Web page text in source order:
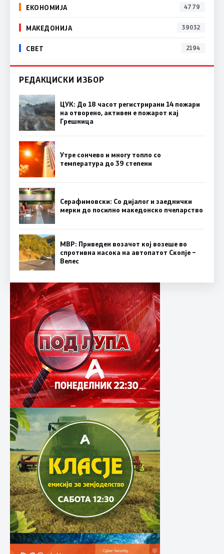
ЕКОНОМИЈА 4779
МАКЕДОНИЈА 39032
СВЕТ 2194
РЕДАКЦИСКИ ИЗБОР
ЦУК: До 18 часот регистрирани 14 пожари
на отворено, активен е пожарот кај
Грешница
Утре сончево и многу топло со
температура до 39 степени
Серафимовски: Со дијалог и заеднички
мерки до посилно македонско пчеларство
МВР: Приведен возачот кој возеше во
спротивна насока на автопатот Скопје –
Велес